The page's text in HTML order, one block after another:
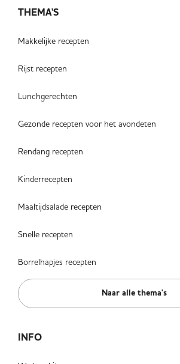
THEMA'S
Makkelijke recepten
Rijst recepten
Lunchgerechten
Gezonde recepten voor het avondeten
Rendang recepten
Kinderrecepten
Maaltijdsalade recepten
Snelle recepten
Borrelhapjes recepten
Naar alle thema's
INFO